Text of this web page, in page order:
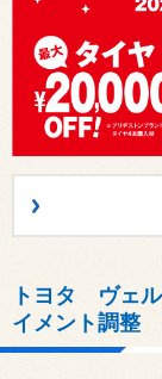
トヨタ ヴェ
イメント調整